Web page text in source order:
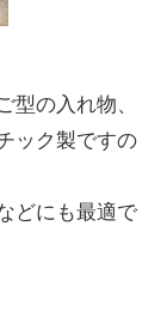
型の入れ物、
ック製ですの
どにも最適で